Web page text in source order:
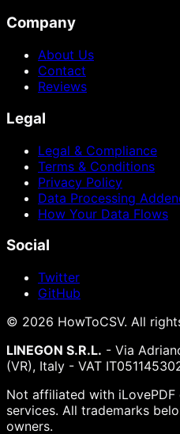
Company
About Us
Contact
Reviews
Legal
Legal & Compliance
Terms & Conditions
Privacy Policy
Data Processing
How Your Data Flows
Social
Twitter
GitHub
© 2026 HowToCSV. All
LINEGON S.R.L. - Via
(VR), Italy - VAT
Not affiliated with
services. All trademarks
owners.